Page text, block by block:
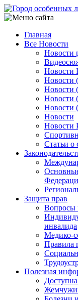
Перейти
к
содержанию
Main
navigation
Главная
Все Новости
Новости
Новости
Новости
Новости
Новости
Новости
Новости
Новости
Статьи о
Защита прав
Вопросы
инвалида
Медико-
Правила
Полезная